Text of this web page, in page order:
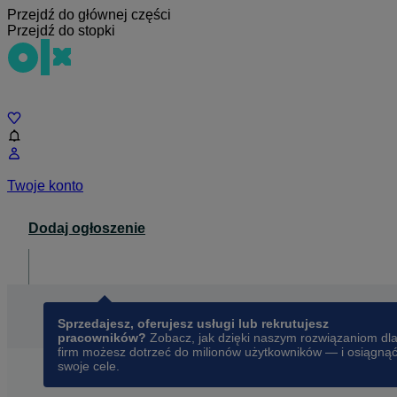
Przejdź do głównej części
Przejdź do stopki
Twoje konto
Dodaj ogłoszenie
Sprzedajesz, oferujesz usługi lub rekrutujesz
pracowników? Zobacz, jak dzięki naszym rozwiązaniom dla
firm możesz dotrzeć do milionów użytkowników — i osiągnąć
swoje cele.